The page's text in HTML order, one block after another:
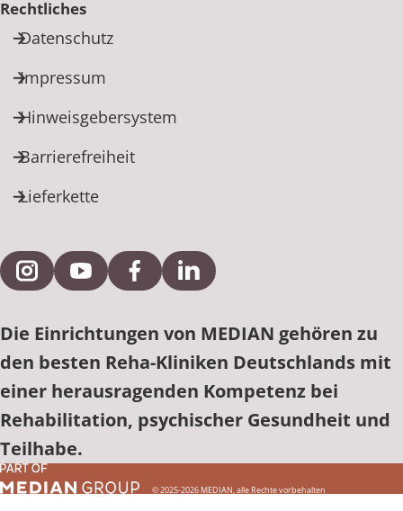
Rechtliches
Datenschutz
Impressum
Hinweisgebersystem
Barrierefreiheit
Lieferkette
Externe Verlinkung zu Instagram
Externe Verlinkung zu YouTube
Externe Verlinkung zu Facebook
Externe Verlinkung zu
Die Einrichtungen von MEDIAN gehören zu
den besten Reha-Kliniken Deutschlands mit
einer herausragenden Kompetenz bei
Rehabilitation, psychischer Gesundheit und
Teilhabe.
© 2025-2026 MEDIAN, alle Rechte vorbehalten